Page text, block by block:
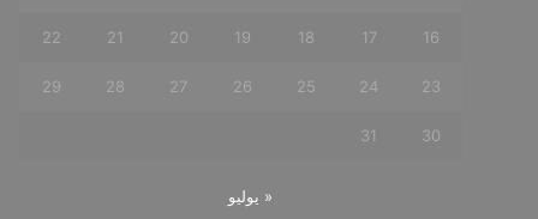
16
17
18
19
20
21
22
23
24
25
26
27
28
29
30
31
« يوليو